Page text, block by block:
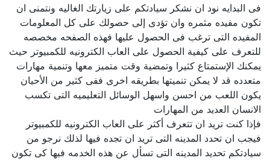
فى البدايه نود ان نشكر سيادتكم على زيارتك الغاليه ونتمنى ان
تكون مفيده مثمره وان تؤدى إلى حصولك على كل المعلومات
المفيده التى ترغب فى الحصول عليها فهذه الصفحه مخصصه
للتعرف على كيفية الحصول على العاب الكترونيه للكمبيوتر حيث
يمكنك الإستمتاع كثيرا وتمضية وقت متميز معها وتنمية مهارات
متعدده قد لا يمكن تنميتها بطريقه اخرى ففى كثير من الأحيان
يكون اللعب من احسن واسهل الوسائل التعليميه التى تكسب
الانسان العديد من المهارات
فإذا كنت تريد ان تتعرف أكثر على العاب الكترونيه للكمبيوتر
فيجب ان تحدد المدينه التى تريد ان تجده فيها لذلك نرجو من
سيادتكم تحديد المدينه التى تسأل عن هذه الخدمه فيها كى تكون